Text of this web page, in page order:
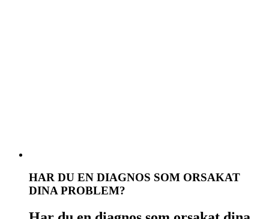
HAR DU EN DIAGNOS SOM ORSAKAT
DINA PROBLEM?